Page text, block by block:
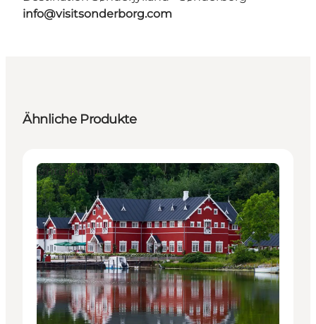
info@visitsonderborg.com
Ähnliche Produkte
Unterkünfte